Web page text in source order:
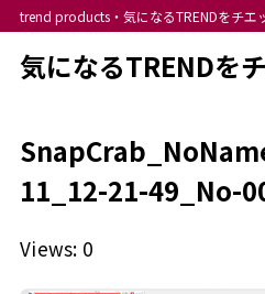
trend products・気になるTRENDをチエ
気になるTRENDを
11_12-21-49_No-
Views: 0